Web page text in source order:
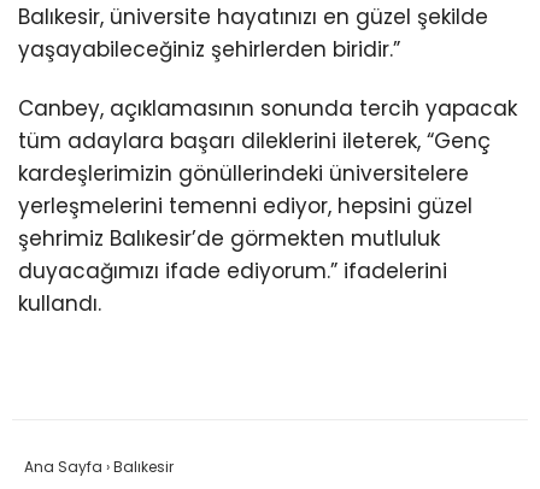
Balıkesir, üniversite hayatınızı en güzel şekilde
yaşayabileceğiniz şehirlerden biridir.”
Canbey, açıklamasının sonunda tercih yapacak
tüm adaylara başarı dileklerini ileterek, “Genç
kardeşlerimizin gönüllerindeki üniversitelere
yerleşmelerini temenni ediyor, hepsini güzel
şehrimiz Balıkesir’de görmekten mutluluk
duyacağımızı ifade ediyorum.” ifadelerini
kullandı.
Ana Sayfa ›Balıkesir